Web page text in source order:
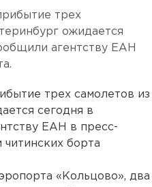
трех
ожидается
агентству ЕАН
трех самолетов из
сегодня в
ЕАН в пресс-
борта
«Кольцово», два